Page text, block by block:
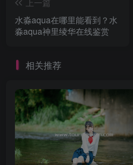
水淼aqua在哪里能看到？水
淼aqua神里绫华在线鉴赏
相关推荐